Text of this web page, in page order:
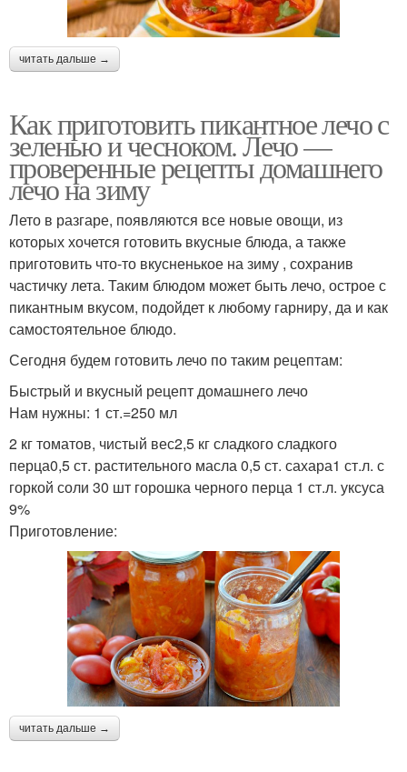
читать дальше →
Как приготовить пикантное лечо с
зеленью и чесноком. Лечо —
проверенные рецепты домашнего
лечо на зиму
Лето в разгаре, появляются все новые овощи, из
которых хочется готовить вкусные блюда, а также
приготовить что-то вкусненькое на зиму , сохранив
частичку лета. Таким блюдом может быть лечо, острое с
пикантным вкусом, подойдет к любому гарниру, да и как
самостоятельное блюдо.
Сегодня будем готовить лечо по таким рецептам:
Быстрый и вкусный рецепт домашнего лечо
Нам нужны: 1 ст.=250 мл
2 кг томатов, чистый вес2,5 кг сладкого сладкого
перца0,5 ст. растительного масла 0,5 ст. сахара1 ст.л. с
горкой соли 30 шт горошка черного перца 1 ст.л. уксуса
9%
Приготовление:
читать дальше →